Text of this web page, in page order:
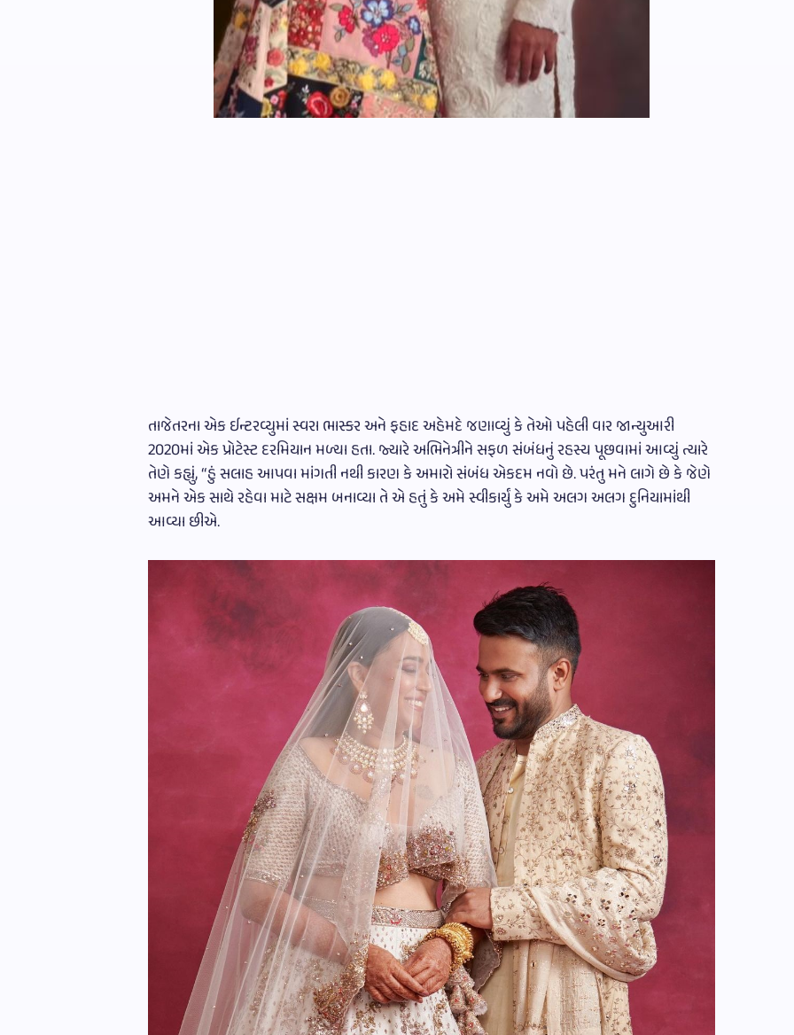
તાજેતરના એક ઈન્ટરવ્યુમાં સ્વરા ભાસ્કર અને ફહાદ અહેમદે જણાવ્યું કે તેઓ પહેલી વાર જાન્યુઆરી
2020માં એક પ્રોટેસ્ટ દરમિયાન મળ્યા હતા. જ્યારે અભિનેત્રીને સફળ સંબંધનું રહસ્ય પૂછવામાં આવ્યું ત્યારે
તેણે કહ્યું, “હું સલાહ આપવા માંગતી નથી કારણ કે અમારો સંબંધ એકદમ નવો છે. પરંતુ મને લાગે છે કે જેણે
અમને એક સાથે રહેવા માટે સક્ષમ બનાવ્યા તે એ હતું કે અમે સ્વીકાર્યું કે અમે અલગ અલગ દુનિયામાંથી
આવ્યા છીએ.